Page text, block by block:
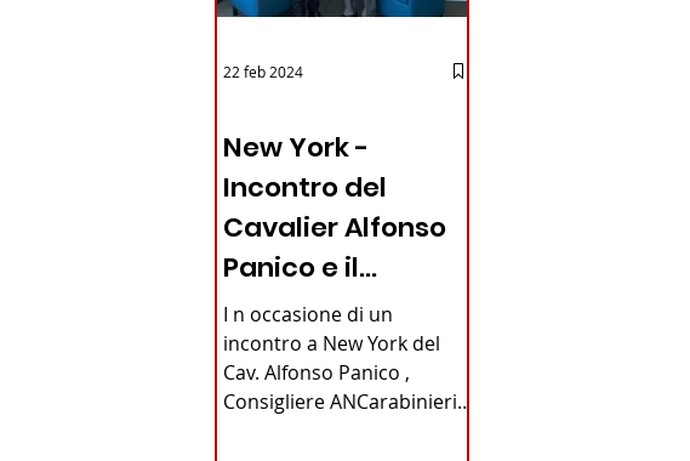
New York -
Incontro del
Cavalier Alfonso
Panico e il
Generale dei
Carabinieri
Fabrizio Parrulli
I n occasione di un
incontro a New York del
Cav. Alfonso Panico ,
Consigliere ANCarabinieri
22 feb 2024